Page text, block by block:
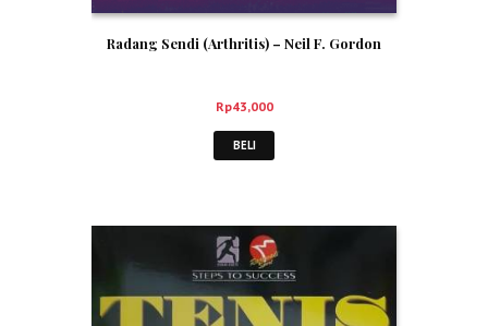
Radang Sendi (Arthritis) – Neil F. Gordon
Rp43,000
BELI